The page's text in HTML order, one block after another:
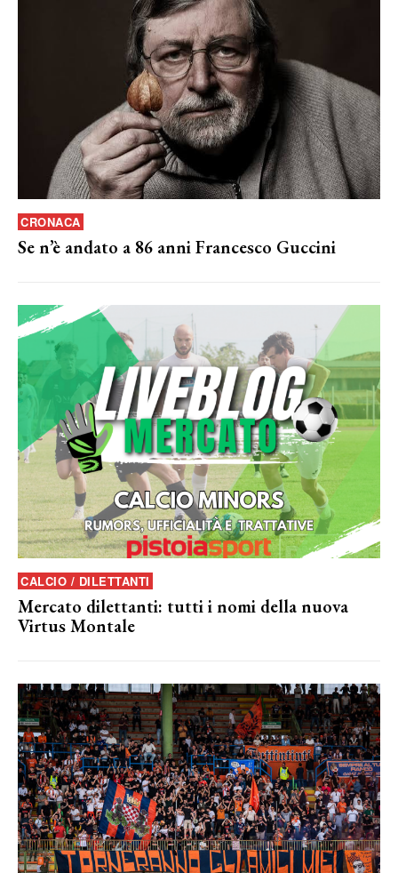
CRONACA
Se n’è andato a 86 anni Francesco Guccini
CALCIO / DILETTANTI
Mercato dilettanti: tutti i nomi della nuova
Virtus Montale